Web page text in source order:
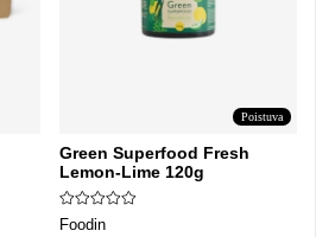
Poistuva
Green Superfood Fresh
Lemon-Lime 120g
Foodin